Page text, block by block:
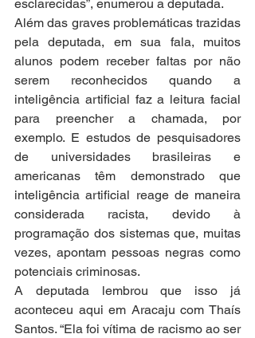
esclarecidas”, enumerou a deputada.
Além das graves problemáticas trazidas
pela deputada, em sua fala, muitos
alunos podem receber faltas por não
serem reconhecidos quando a
inteligência artificial faz a leitura facial
para preencher a chamada, por
exemplo. E estudos de pesquisadores
de universidades brasileiras e
americanas têm demonstrado que
inteligência artificial reage de maneira
considerada racista, devido à
programação dos sistemas que, muitas
vezes, apontam pessoas negras como
potenciais criminosas.
A deputada lembrou que isso já
aconteceu aqui em Aracaju com Thaís
Santos. “Ela foi vítima de racismo ao ser